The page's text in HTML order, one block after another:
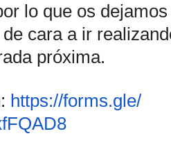
lo que os
de cara a ir
próxima.
https://forms.gle/